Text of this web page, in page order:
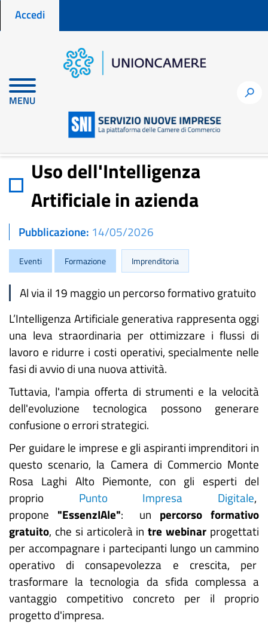
Menu profilo utente
Accedi
MENU
h
Home
Uso dell'Intelligenza Artificiale in azienda
Uso dell'Intelligenza
Artificiale in azienda
Pubblicazione 14/05/2026
Eventi Formazione Imprenditoria
Al via il 19 maggio un percorso formativo gratuito
L’Intelligenza Artificiale generativa rappresenta oggi
una leva straordinaria per ottimizzare i flussi di
lavoro e ridurre i costi operativi, specialmente nelle
fasi di avvio di una nuova attività.
Tuttavia, l'ampia offerta di strumenti e la velocità
dell'evoluzione tecnologica possono generare
confusione o errori strategici.
Per guidare le imprese e gli aspiranti imprenditori in
questo scenario, la Camera di Commercio Monte
Rosa Laghi Alto Piemonte, con gli esperti del
proprio Punto Impresa Digitale,
propone "EssenzIAle": un percorso formativo
gratuito, che si articolerà intre webinar progettati
per accompagnare i partecipanti lungo un cammino
operativo di consapevolezza e crescita, per
trasformare la tecnologia da sfida complessa a
vantaggio competitivo concreto per il proprio
progetto d'impresa.